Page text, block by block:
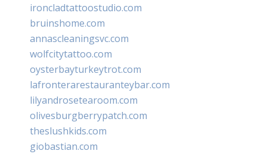
ironcladtattoostudio.com
bruinshome.com
annascleaningsvc.com
wolfcitytattoo.com
oysterbayturkeytrot.com
lafronterarestauranteybar.com
lilyandrosetearoom.com
olivesburgberrypatch.com
theslushkids.com
giobastian.com